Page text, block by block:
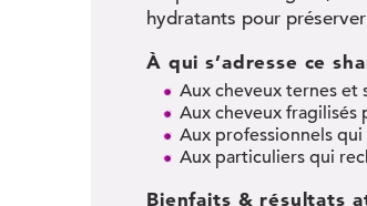
hydratants pour
À qui s’adresse ce
Aux cheveux ternes et
Aux cheveux fragilisés
Aux professionnels
Aux particuliers qui
Bienfaits & résultats